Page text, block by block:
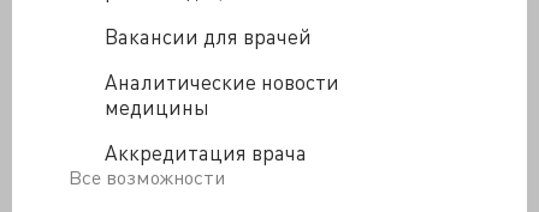
Вакансии для врачей
Аналитические новости
медицины
Аккредитация врача
Все возможности
как базируется на нормативных документах. В
мудрые головы чиновников не закралась мысль
прикинуть собственную жизнь на такую зарплату. На
деньги, потраченные на министерский костюмчик,
может, и больше.